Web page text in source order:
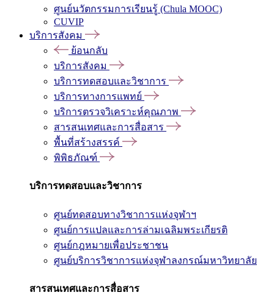
ศูนย์นวัตกรรมการเรียนรู้ (Chula MOOC)
CUVIP
บริการสังคม
ย้อนกลับ
บริการสังคม
บริการทดสอบและวิชาการ
บริการทางการแพทย์
บริการตรวจวิเคราะห์คุณภาพ
สารสนเทศและการสื่อสาร
พื้นที่สร้างสรรค์
พิพิธภัณฑ์
บริการทดสอบและวิชาการ
ศูนย์ทดสอบทางวิชาการแห่งจุฬาฯ
ศูนย์การแปลและการล่ามเฉลิมพระเกียรติ
ศูนย์กฎหมายเพื่อประชาชน
ศูนย์บริการวิชาการแห่งจุฬาลงกรณ์มหาวิทยาลัย
สารสนเทศและการสื่อสาร